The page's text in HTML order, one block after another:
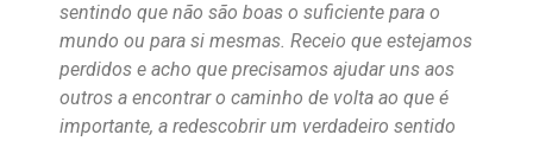
sentindo que não são boas o suficiente para o
mundo ou para si mesmas. Receio que estejamos
perdidos e acho que precisamos ajudar uns aos
outros a encontrar o caminho de volta ao que é
importante, a redescobrir um verdadeiro sentido